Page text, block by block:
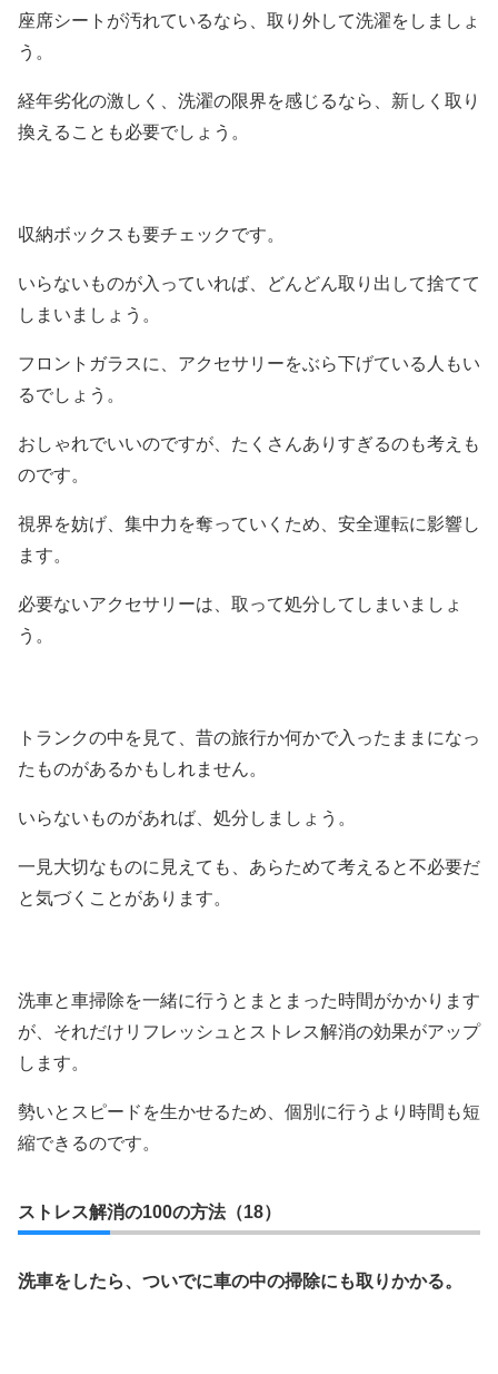
座席シートが汚れているなら、取り外して洗濯をしましょ
う。
経年劣化の激しく、洗濯の限界を感じるなら、新しく取り
換えることも必要でしょう。
収納ボックスも要チェックです。
いらないものが入っていれば、どんどん取り出して捨てて
しまいましょう。
フロントガラスに、アクセサリーをぶら下げている人もい
るでしょう。
おしゃれでいいのですが、たくさんありすぎるのも考えも
のです。
視界を妨げ、集中力を奪っていくため、安全運転に影響し
ます。
必要ないアクセサリーは、取って処分してしまいましょ
う。
トランクの中を見て、昔の旅行か何かで入ったままになっ
たものがあるかもしれません。
いらないものがあれば、処分しましょう。
一見大切なものに見えても、あらためて考えると不必要だ
と気づくことがあります。
洗車と車掃除を一緒に行うとまとまった時間がかかります
が、それだけリフレッシュとストレス解消の効果がアップ
します。
勢いとスピードを生かせるため、個別に行うより時間も短
縮できるのです。
ストレス解消の100の方法（18）
洗車をしたら、ついでに車の中の掃除にも取りかかる。